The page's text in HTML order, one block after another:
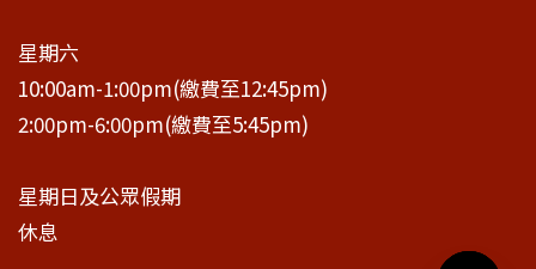
星期六
10:00am-1:00pm(繳費至12:45pm)
2:00pm-6:00pm(繳費至5:45pm)
星期日及公眾假期
休息